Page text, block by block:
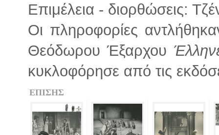
Επιμέλεια - διορθώσεις:
Οι πληροφορίες
Θεόδωρου Έξαρχου
κυκλοφόρησε από τις
ΕΠΙΣΗΣ